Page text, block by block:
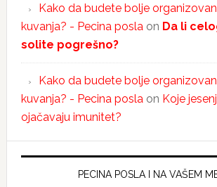
Kako da budete bolje
kuvanja? - Pecina poslaon Da li
solite pogrešno?
Kako da budete bolje
kuvanja? - Pecina poslaon Koje
ojačavaju imunitet?
PECINA POSLA I NA VAŠEM